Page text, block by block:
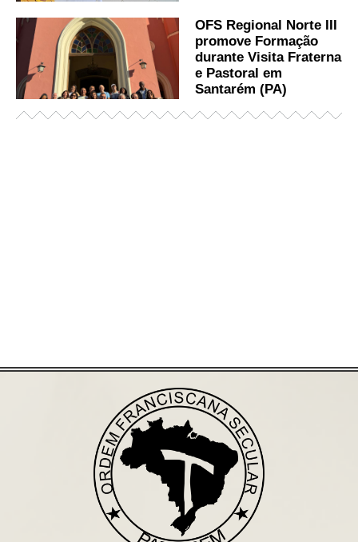
OFS Regional Norte III
promove Formação
durante Visita Fraterna
e Pastoral em
Santarém (PA)